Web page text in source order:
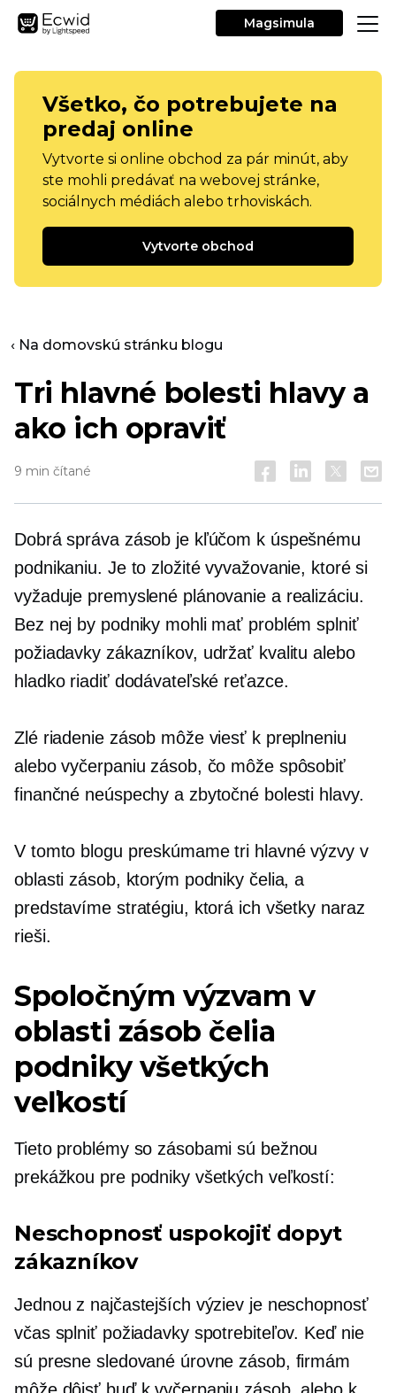
Magsimula
Všetko, čo potrebujete na
predaj online
Vytvorte si online obchod za pár minút, aby
ste mohli predávať na webovej stránke,
sociálnych médiách alebo trhoviskách.
Vytvorte obchod
‹ Na domovskú stránku blogu
Tri hlavné bolesti hlavy a
ako ich opraviť
9 min čítané
Dobrá správa zásob je kľúčom k úspešnému
podnikaniu. Je to zložité vyvažovanie, ktoré si
vyžaduje premyslené plánovanie a realizáciu.
Bez nej by podniky mohli mať problém splniť
požiadavky zákazníkov, udržať kvalitu alebo
hladko riadiť dodávateľské reťazce.
Zlé riadenie zásob môže viesť k preplneniu
alebo vyčerpaniu zásob, čo môže spôsobiť
finančné neúspechy a zbytočné bolesti hlavy.
V tomto blogu preskúmame tri hlavné výzvy v
oblasti zásob, ktorým podniky čelia, a
predstavíme stratégiu, ktorá ich všetky naraz
rieši.
Spoločným výzvam v
oblasti zásob čelia
podniky všetkých
veľkostí
Tieto problémy so zásobami sú bežnou
prekážkou pre podniky všetkých veľkostí:
Neschopnosť uspokojiť dopyt
zákazníkov
Jednou z najčastejších výziev je neschopnosť
včas splniť požiadavky spotrebiteľov. Keď nie
sú presne sledované úrovne zásob, firmám